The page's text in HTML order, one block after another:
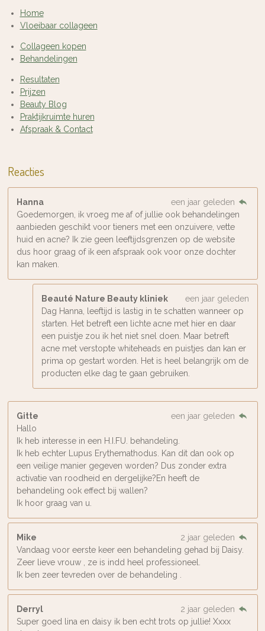
Home
Vloeibaar collageen
Collageen kopen
Behandelingen
Resultaten
Prijzen
Beauty Blog
Praktijkruimte huren
Afspraak & Contact
Reacties
Hanna
een jaar geleden
Goedemorgen, ik vroeg me af of jullie ook behandelingen
aanbieden geschikt voor tieners met een onzuivere, vette
huid en acne? Ik zie geen leeftijdsgrenzen op de website
dus hoor graag of ik een afspraak ook voor onze dochter
kan maken.
Beauté Nature Beauty kliniek
een jaar geleden
Dag Hanna, leeftijd is lastig in te schatten wanneer op
starten. Het betreft een lichte acne met hier en daar
een puistje zou ik het niet snel doen. Maar betreft
acne met verstopte whiteheads en puistjes dan kan er
prima op gestart worden. Het is heel belangrijk om de
producten elke dag te gaan gebruiken.
Gitte
een jaar geleden
Hallo
Ik heb interesse in een H.I.FU. behandeling.
Ik heb echter Lupus Erythemathodus. Kan dit dan ook op
een veilige manier gegeven worden? Dus zonder extra
activatie van roodheid en dergelijke?En heeft de
behandeling ook effect bij wallen?
Ik hoor graag van u.
Mike
2 jaar geleden
Vandaag voor eerste keer een behandeling gehad bij Daisy.
Zeer lieve vrouw , ze is indd heel professioneel.
Ik ben zeer tevreden over de behandeling .
Derryl
2 jaar geleden
Super goed lina en daisy ik ben echt trots op jullie! Xxxx